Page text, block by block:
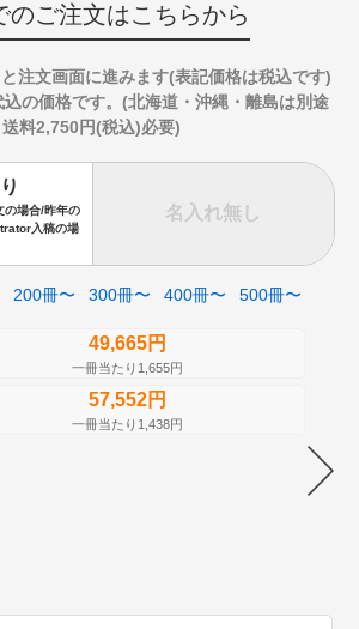
のご注文はこちらから
注文画面に進みます(表記価格は税込です)
の価格です。(北海道・沖縄・離島は別途
送料2,750円(税込)必要)
の場合/昨年の
入稿の場
名入れ無し
200冊〜 300冊〜 400冊〜 500冊〜
49,665円
一冊当たり1,655円
57,552円
一冊当たり1,438円